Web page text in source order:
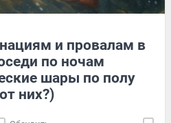
и провалам в
по ночам
шары по полу
них?)